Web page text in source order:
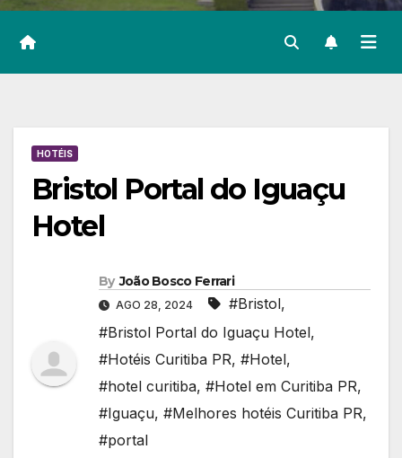
HOTÉIS
Bristol Portal do Iguaçu
Hotel
By João Bosco Ferrari
AGO 28, 2024 #Bristol,
#Bristol Portal do Iguaçu Hotel,
#Hotéis Curitiba PR, #Hotel,
#hotel curitiba, #Hotel em Curitiba PR,
#Iguaçu, #Melhores hotéis Curitiba PR,
#portal